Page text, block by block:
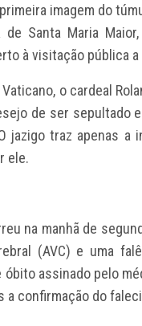
imagem do
de Santa Maria
à visitação pública
o cardeal
de ser sepultado
jazigo traz apenas a
ele.
na manhã de
(AVC) e uma
assinado pelo
a confirmação do